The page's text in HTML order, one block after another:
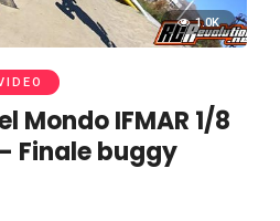
1.0K
Mondo IFMAR 1/8
Finale buggy